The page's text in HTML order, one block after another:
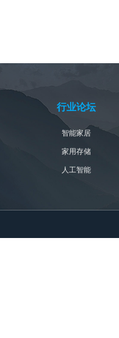
行业论坛
智能家居
家用存储
人工智能